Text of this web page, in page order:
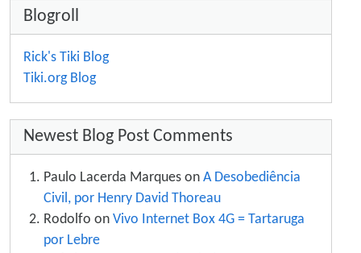
Blogroll
Rick's Tiki Blog
Tiki.org Blog
Newest Blog Post Comments
Paulo Lacerda Marques on A Desobediência
Civil, por Henry David Thoreau
Rodolfo on Vivo Internet Box 4G = Tartaruga
por Lebre